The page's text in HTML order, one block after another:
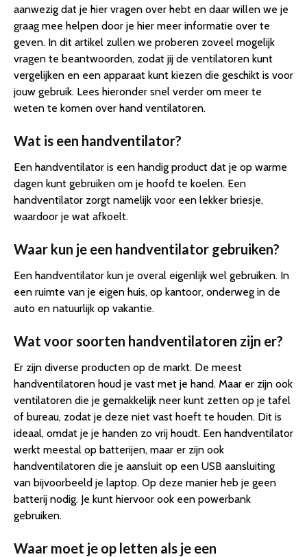
aanwezig dat je hier vragen over hebt en daar willen we je
graag mee helpen door je hier meer informatie over te
geven. In dit artikel zullen we proberen zoveel mogelijk
vragen te beantwoorden, zodat jij de ventilatoren kunt
vergelijken en een apparaat kunt kiezen die geschikt is voor
jouw gebruik. Lees hieronder snel verder om meer te
weten te komen over hand ventilatoren.
Wat is een handventilator?
Een handventilator is een handig product dat je op warme
dagen kunt gebruiken om je hoofd te koelen. Een
handventilator zorgt namelijk voor een lekker briesje,
waardoor je wat afkoelt.
Waar kun je een handventilator gebruiken?
Een handventilator kun je overal eigenlijk wel gebruiken. In
een ruimte van je eigen huis, op kantoor, onderweg in de
auto en natuurlijk op vakantie.
Wat voor soorten handventilatoren zijn er?
Er zijn diverse producten op de markt. De meest
handventilatoren houd je vast met je hand. Maar er zijn ook
ventilatoren die je gemakkelijk neer kunt zetten op je tafel
of bureau, zodat je deze niet vast hoeft te houden. Dit is
ideaal, omdat je je handen zo vrij houdt. Een handventilator
werkt meestal op batterijen, maar er zijn ook
handventilatoren die je aansluit op een USB aansluiting
van bijvoorbeeld je laptop. Op deze manier heb je geen
batterij nodig. Je kunt hiervoor ook een powerbank
gebruiken.
Waar moet je op letten als je een